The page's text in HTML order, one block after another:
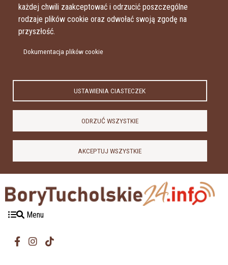
każdej chwili zaakceptować i odrzucić poszczególne
rodzaje plików cookie oraz odwołać swoją zgodę na
przyszłość.
Dokumentacja plików cookie
USTAWIENIA CIASTECZEK
ODRZUĆ WSZYSTKIE
AKCEPTUJ WSZYSTKIE
Menu